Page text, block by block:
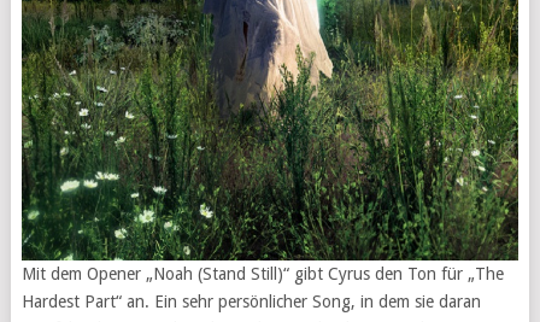
Mit dem Opener „Noah (Stand Still)“ gibt Cyrus den Ton für „The
Hardest Part“ an. Ein sehr persönlicher Song, in dem sie daran